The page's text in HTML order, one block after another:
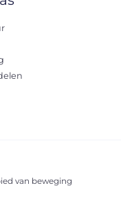
van beweging